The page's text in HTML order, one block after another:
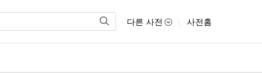
다른 사전 사전홈